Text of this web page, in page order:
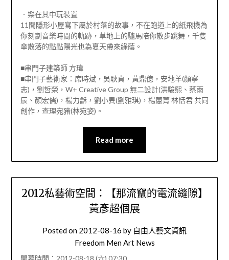
．樂在其中玩裝置
11間隱形小屋寫下屬於村落的故事，不在跑道上的紙飛機為
你刻劃音樂時間的軌跡，草地上的驢馬陪你散步跳舞，千隻
傘散落的點點陽光也為夏天帶來綠蔭。
■串門子建築師 方瑋
■串門子藝術家：席時斌，吳耿貞，黃鼎億，安地羊(顏寧
志)，劉哲榮，W+ Creative Group 無二設計(洪駿熙、蔡雨
辰、顏宏儒)，楊力龢，劉小異(劉雅琪)，楊蕙菁 林恬君 共同
創作，查理宛豬(林宛姿)。
Read more
2012私藝術空間：【那流竄的電流縫隙】
黃彥超個展
Posted on 2012-08-16 by 自由人藝文資訊
Freedom Men Art News